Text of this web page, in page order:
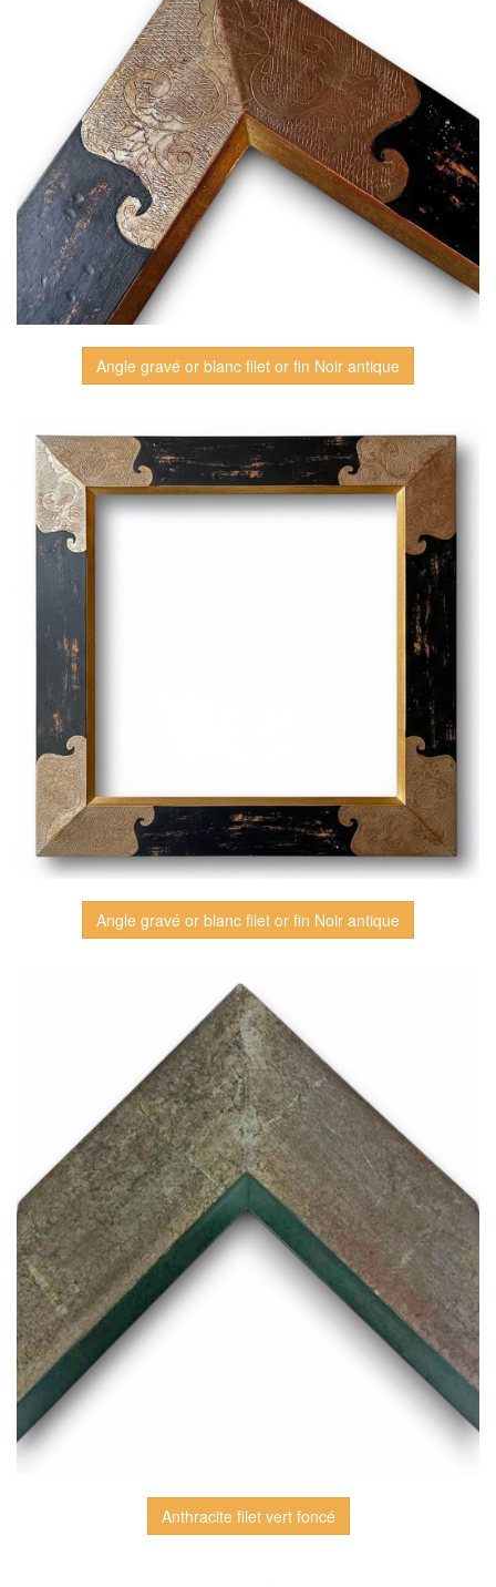
Angle gravé or blanc filet or fin Noir antique
Angle gravé or blanc filet or fin Noir antique
Anthracite filet vert foncé